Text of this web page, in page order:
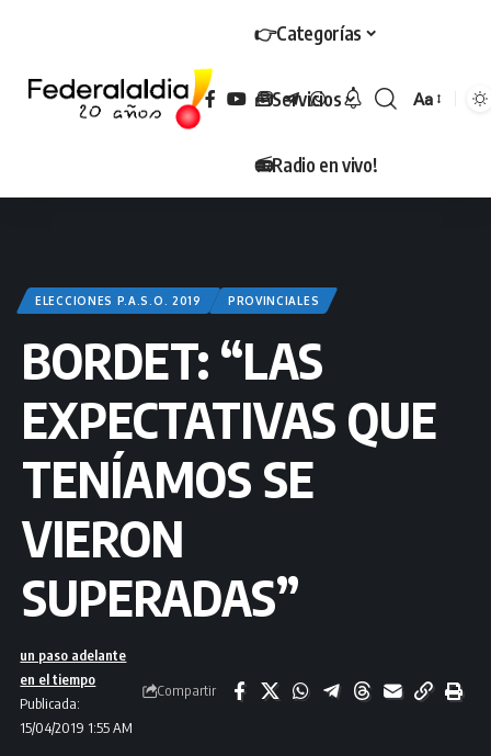
👉Categorías
🧰Servicios
📻Radio en vivo!
Tamaño
Aa
ELECCIONES P.A.S.O. 2019 PROVINCIALES
BORDET: “LAS
EXPECTATIVAS QUE
TENÍAMOS SE
VIERON
SUPERADAS”
Publicada:
15/04/2019 1:55 AM
un paso adelante
en el tiempo
Compartir